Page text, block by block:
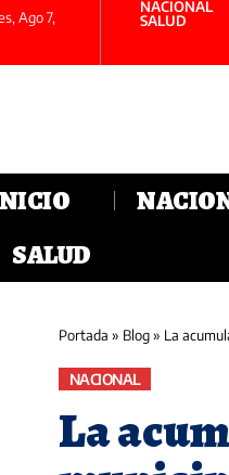
Ago 7,
NACIONAL
SALUD
SALUD
Portada » Blog» La
NACIONAL
La